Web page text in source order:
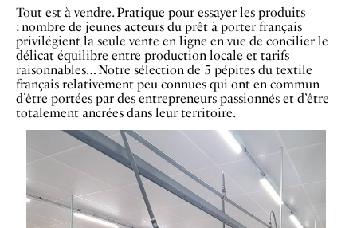
Tout est à vendre. Pratique pour essayer les produits
: nombre de jeunes acteurs du prêt à porter français
privilégient la seule vente en ligne en vue de concilier le
délicat équilibre entre production locale et tarifs
raisonnables… Notre sélection de 5 pépites du textile
français relativement peu connues qui ont en commun
d’être portées par des entrepreneurs passionnés et d’être
totalement ancrées dans leur territoire.